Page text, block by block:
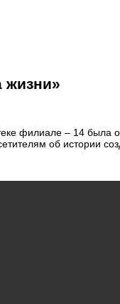
жизни»
филиале – 14 была
об истории